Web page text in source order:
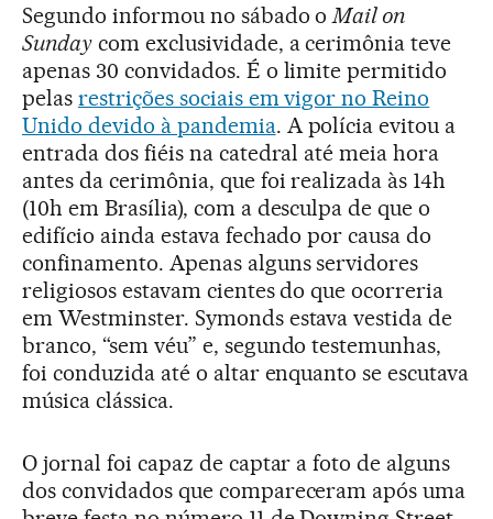
Segundo informou no sábado oMail on
Sundaycom exclusividade, a cerimônia teve
apenas 30 convidados. É o limite permitido
pelas restrições sociais em vigor no Reino
Unido devido à pandemia. A polícia evitou a
entrada dos fiéis na catedral até meia hora
antes da cerimônia, que foi realizada às 14h
(10h em Brasília), com a desculpa de que o
edifício ainda estava fechado por causa do
confinamento. Apenas alguns servidores
religiosos estavam cientes do que ocorreria
em Westminster. Symonds estava vestida de
branco, “sem véu” e, segundo testemunhas,
foi conduzida até o altar enquanto se escutava
música clássica.
O jornal foi capaz de captar a foto de alguns
dos convidados que compareceram após uma